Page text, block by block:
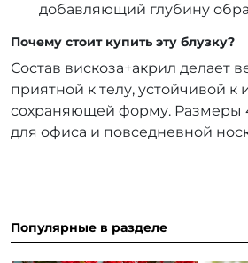
добавляющий глубину
Почему стоит купить эту блузку?
Состав вискоза+акрил делает
приятной к телу, устойчивой к
сохраняющей форму. Размеры
для офиса и повседневной
Популярные в разделе